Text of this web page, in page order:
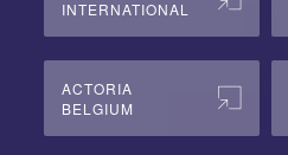
INTERNATIONAL
ACTORIA
BELGIUM